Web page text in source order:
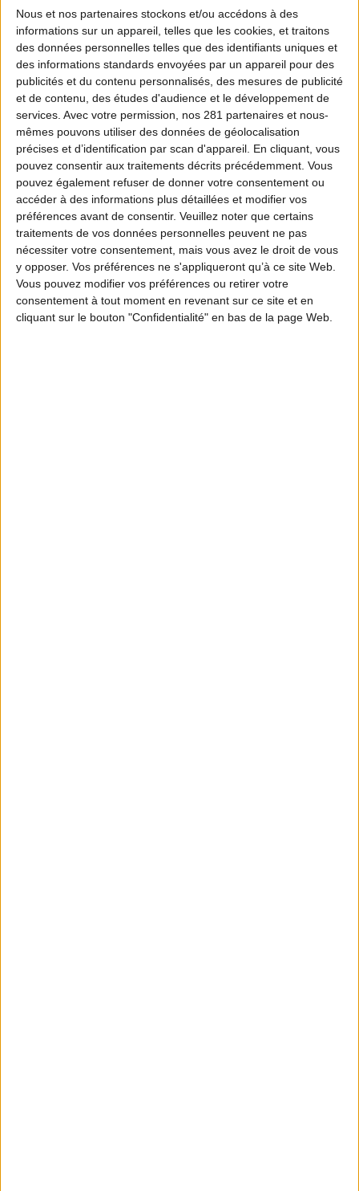
Nous et nos partenaires stockons et/ou accédons à des
informations sur un appareil, telles que les cookies, et traitons
des données personnelles telles que des identifiants uniques et
des informations standards envoyées par un appareil pour des
publicités et du contenu personnalisés, des mesures de publicité
et de contenu, des études d'audience et le développement de
services. Avec votre permission, nos 281 partenaires et nous-
mêmes pouvons utiliser des données de géolocalisation
précises et d’identification par scan d'appareil. En cliquant, vous
pouvez consentir aux traitements décrits précédemment. Vous
pouvez également refuser de donner votre consentement ou
accéder à des informations plus détaillées et modifier vos
préférences avant de consentir. Veuillez noter que certains
traitements de vos données personnelles peuvent ne pas
nécessiter votre consentement, mais vous avez le droit de vous
y opposer. Vos préférences ne s'appliqueront qu’à ce site Web.
Vous pouvez modifier vos préférences ou retirer votre
consentement à tout moment en revenant sur ce site et en
cliquant sur le bouton "Confidentialité" en bas de la page Web.